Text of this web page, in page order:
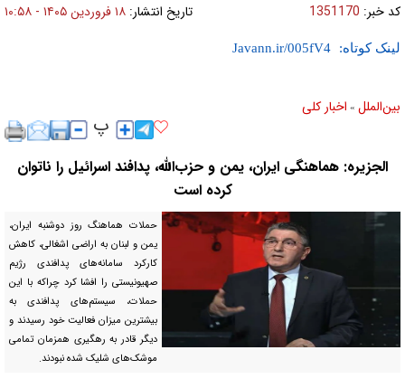
کد خبر: 1351170 تاریخ انتشار: ۱۸ فروردين ۱۴۰۵ - ۱۰:۵۸
لینک کوتاه:
بين‌الملل » اخبار كلی
الجزیره: هماهنگی ایران، یمن و حزب‌الله، پدافند اسرائیل را ناتوان
کرده است
حملات هماهنگ روز دوشنبه ایران،
یمن و لبنان به اراضی اشغالی، کاهش
کارکرد سامانه‌های پدافندی رژیم
صهیونیستی را افشا کرد چراکه با این
حملات، سیستم‌های پدافندی به
بیشترین میزان فعالیت خود رسیدند و
دیگر قادر به رهگیری همزمان تمامی
موشک‌های شلیک شده نبودند.